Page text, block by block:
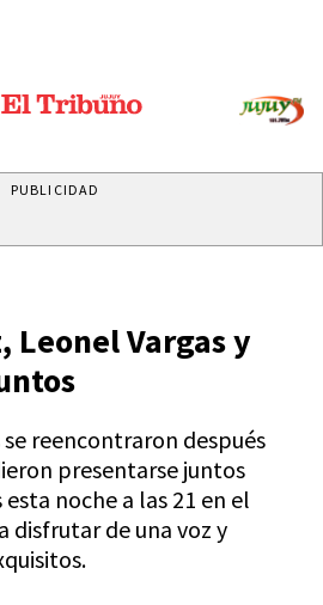
PUBLICIDAD
Leonel Vargas y
se reencontraron después
presentarse juntos
noche a las 21 en el
disfrutar de una voz y